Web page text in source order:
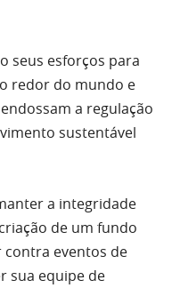
seus esforços para
redor do mundo e
a regulação
sustentável
a integridade
de um fundo
contra eventos de
sua equipe de